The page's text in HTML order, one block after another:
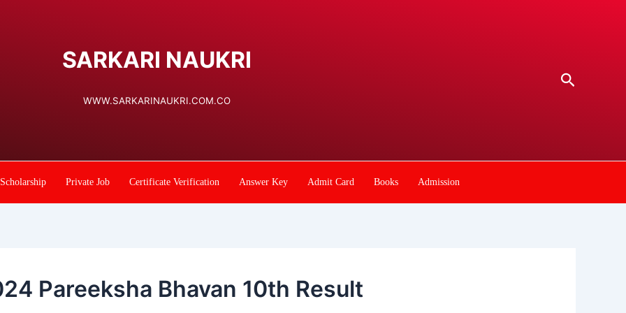
SARKARI NAUKRI
WWW.SARKARINAUKRI.COM.CO
Search
Scholarship Private Job Certificate Verification Answer Key Admit Card Books Admission
Pareeksha Bhavan 10th Result